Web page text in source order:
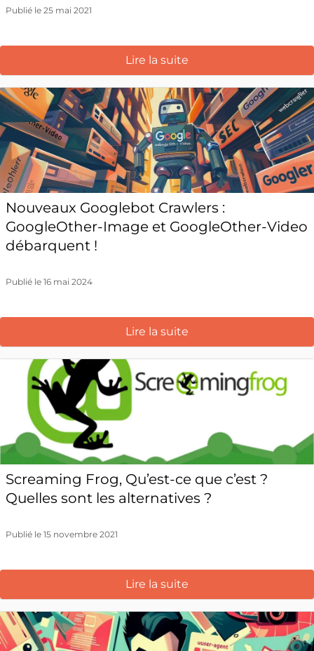
Publié le 25 mai 2021
Lire la suite
Nouveaux Googlebot Crawlers :
GoogleOther-Image et GoogleOther-Video
débarquent !
Publié le 16 mai 2024
Lire la suite
Screaming Frog, Qu’est-ce que c’est ?
Quelles sont les alternatives ?
Publié le 15 novembre 2021
Lire la suite